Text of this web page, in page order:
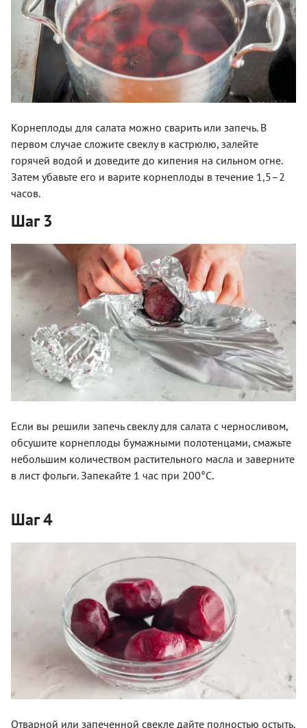
Корнеплоды для салата можно сварить или запечь. В
первом случае сложите свеклу в кастрюлю, залейте
горячей водой и доведите до кипения на сильном огне.
Затем убавьте его и варите корнеплоды в течение 1,5–2
часов.
Шаг 3
Если вы решили запечь свеклу для салата с черносливом,
обсушите корнеплоды бумажными полотенцами, смажьте
небольшим количеством растительного масла и заверните
в лист фольги. Запекайте 1 час при 200°С.
Шаг 4
Отварной или запеченной свекле дайте полностью остыть.